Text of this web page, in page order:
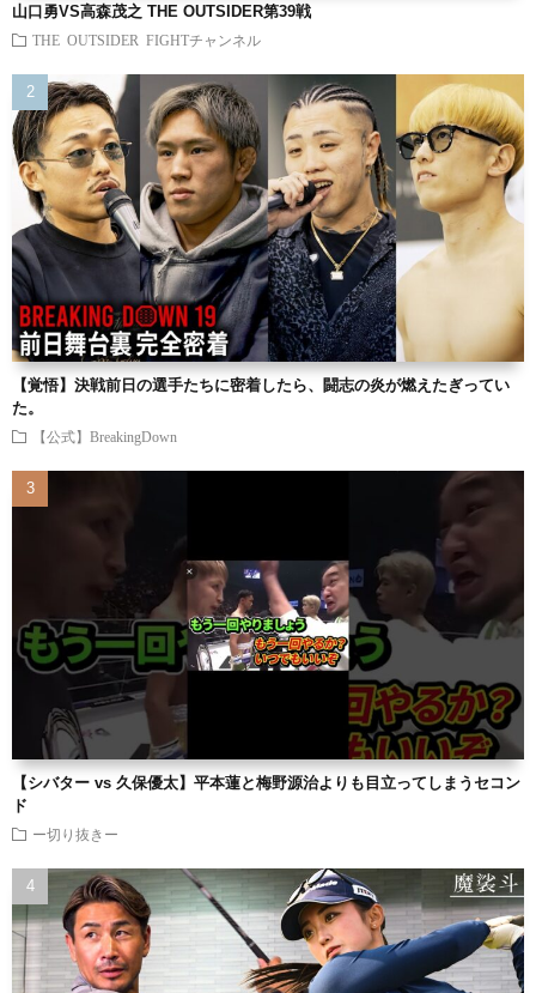
山口勇VS高森茂之 THE OUTSIDER第39戦
THE OUTSIDER FIGHTチャンネル
【覚悟】決戦前日の選手たちに密着したら、闘志の炎が燃えたぎってい
た。
【公式】BreakingDown
【シバター vs 久保優太】平本蓮と梅野源治よりも目立ってしまうセコン
ド
ー切り抜きー